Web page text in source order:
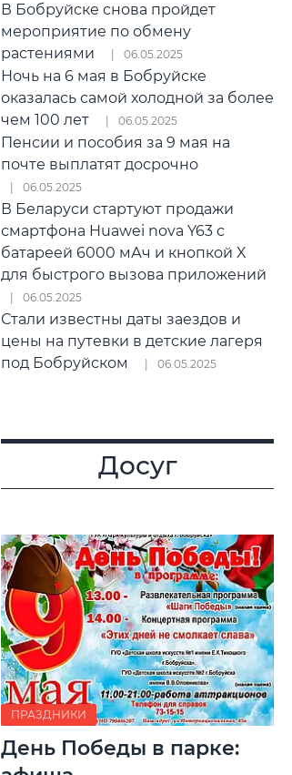
В Бобруйске снова пройдет
мероприятие по обмену
растениями
06.05.2025
Ночь на 6 мая в Бобруйске
оказалась самой холодной за более
чем 100 лет
06.05.2025
Пенсии и пособия за 9 мая на
почте выплатят досрочно
06.05.2025
В Беларуси стартуют продажи
смартфона Huawei nova Y63 с
батареей 6000 мАч и кнопкой X
для быстрого вызова приложений
06.05.2025
Стали известны даты заездов и
цены на путевки в детские лагеря
под Бобруйском
06.05.2025
Досуг
ПРАЗДНИКИ
День Победы в парке: